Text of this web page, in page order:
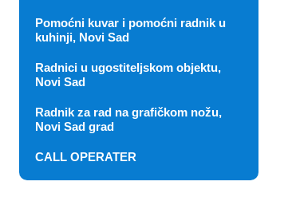
Pomoćni kuvar i pomoćni radnik u
kuhinji, Novi Sad
Radnici u ugostiteljskom objektu,
Novi Sad
Radnik za rad na grafičkom nožu,
Novi Sad grad
CALL OPERATER